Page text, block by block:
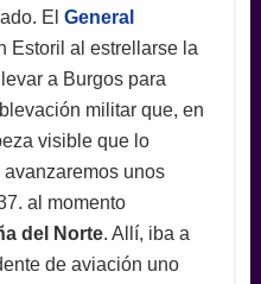
El General
Estoril al estrellarse la
a Burgos para
militar que, en
visible que lo
unos
al momento
del Norte. Allí, iba a
de aviación uno